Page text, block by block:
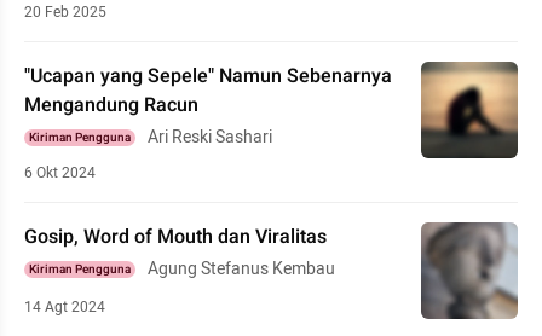
20 Feb 2025
"Ucapan yang Sepele" Namun Sebenarnya
Mengandung Racun
Kiriman Pengguna Ari Reski Sashari
6 Okt 2024
Gosip, Word of Mouth dan Viralitas
Kiriman Pengguna Agung Stefanus Kembau
14 Agt 2024